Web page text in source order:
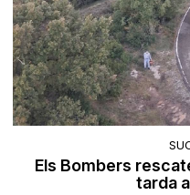
Els Bombers
tarda